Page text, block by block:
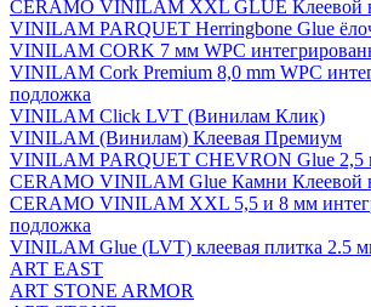
CERAMO VINILAM XXL GLUE Клеевой
VINILAM PARQUET Herringbone Glue
VINILAM CORK 7 мм WPC
VINILAM Cork Premium 8,0 mm WPC
подложка
VINILAM Click LVT (Винилам Клик)
VINILAM (Винилам) Клеевая Премиум
VINILAM PARQUET CHEVRON Glue
CERAMO VINILAM Glue Камни Клеевой
CERAMO VINILAM XXL 5,5 и 8 мм
подложка
VINILAM Glue (LVT) клеевая плитка 2.5
ART EAST
ART STONE ARMOR